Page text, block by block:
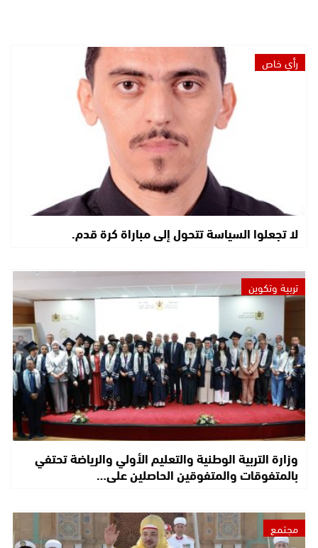
رأي خاص
لا تجعلوا السياسة تتحول إلى مباراة كرة قدم.
تربية وتكوين
وزارة التربية الوطنية والتعليم الأولي والرياضة تحتفي
بالمتفوقات والمتفوقين الحاصلين على…
مجتمع